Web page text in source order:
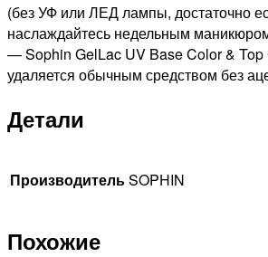
(без УФ или ЛЕД лампы, достаточно
наслаждайтесь недельным
— Sophin GelLac UV Base Color & Top
удаляется обычным средством без
Детали
ПроизводительSOPHIN
Похожие